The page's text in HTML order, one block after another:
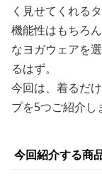
く見せてくれる
機能性はもちろ
なヨガウェアを
るはず。
今回は、着るだ
プを5つご紹介し
今回紹介する商